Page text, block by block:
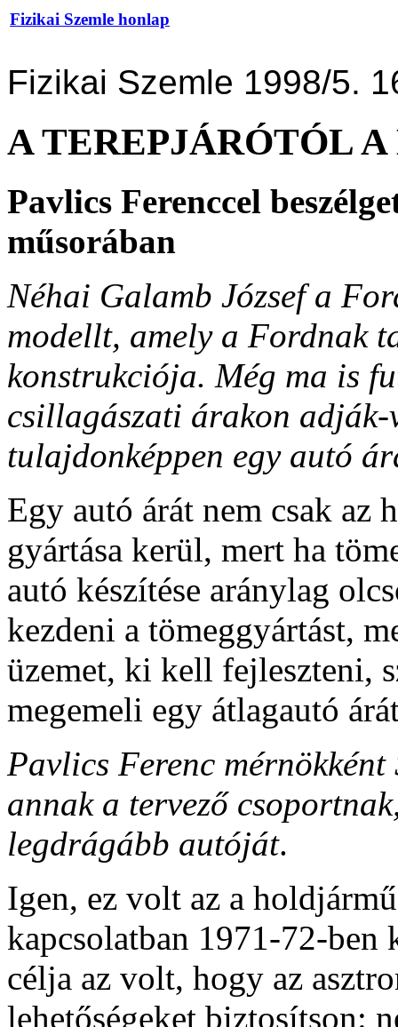
Fizikai Szemle honlap
Fizikai Szemle 1998/5.
A TEREPJÁRÓTÓL
Pavlics Ferenccel
műsorában
Néhai Galamb József a
modellt, amely a Fordnak
konstrukciója. Még ma is
csillagászati árakon adják-
tulajdonképpen egy autó
Egy autó árát nem csak az
gyártása kerül, mert ha
autó készítése aránylag
kezdeni a tömeggyártást,
üzemet, ki kell fejleszteni,
megemeli egy átlagautó
Pavlics Ferenc
annak a tervező
legdrágább autóját.
Igen, ez volt az a
kapcsolatban 1971-72-
célja az volt, hogy az
lehetőségeket biztosítson: